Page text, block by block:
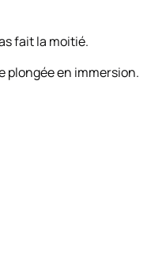
fait la moitié.
plongée en immersion.